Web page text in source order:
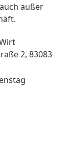
außer
2, 83083